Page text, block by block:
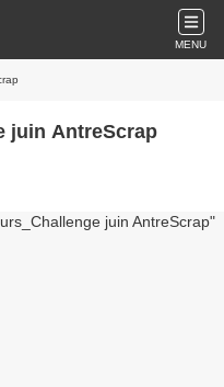
MENU
juin AntreScrap